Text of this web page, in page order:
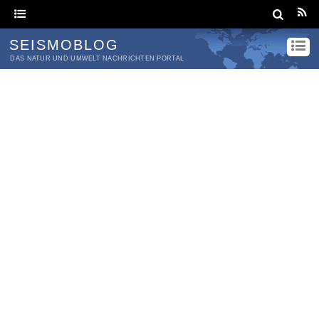
SEISMOBLOG
DAS NATUR UND UMWELT NACHRICHTEN PORTAL